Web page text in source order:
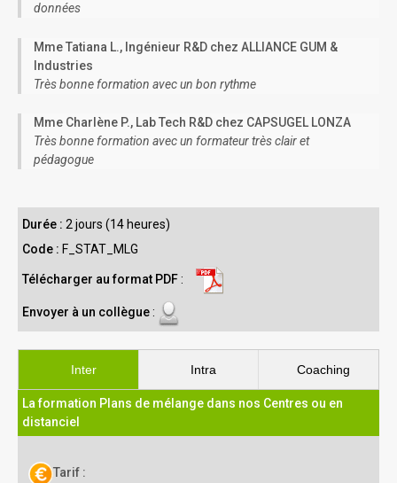
données
Mme Tatiana L., Ingénieur R&D chez ALLIANCE GUM &
Industries
Très bonne formation avec un bon rythme
Mme Charlène P., Lab Tech R&D chez CAPSUGEL LONZA
Très bonne formation avec un formateur très clair et
pédagogue
Durée : 2 jours (14 heures)
Code : F_STAT_MLG
Télécharger au format PDF:
Envoyer à un collègue:
Inter Intra Coaching
La formation Plans de mélange dans nos Centres ou en
distanciel
Tarif :